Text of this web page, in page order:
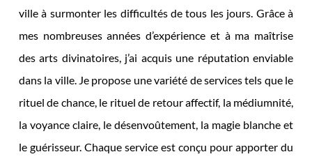
ville à surmonter les difficultés de tous les jours. Grâce à
mes nombreuses années d’expérience et à ma maîtrise
des arts divinatoires, j’ai acquis une réputation enviable
dans la ville. Je propose une variété de services tels que le
rituel de chance, le rituel de retour affectif, la médiumnité,
la voyance claire, le désenvoûtement, la magie blanche et
le guérisseur. Chaque service est conçu pour apporter du